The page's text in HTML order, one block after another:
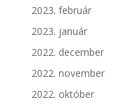
2023. február
2023. január
2022. december
2022. november
2022. október